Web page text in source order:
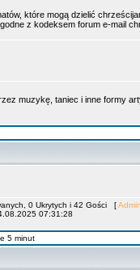
które mogą dzielić
z kodeksem forum e-mail
muzykę, taniec i inne formy
0 Ukrytych i 42 Gości [
07:31:28
5 minut